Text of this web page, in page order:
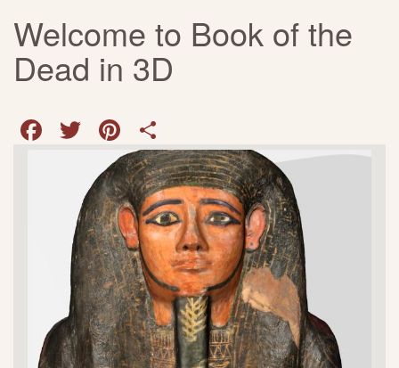
Welcome to Book of the
Dead in 3D
Facebook
TwitterPinterest